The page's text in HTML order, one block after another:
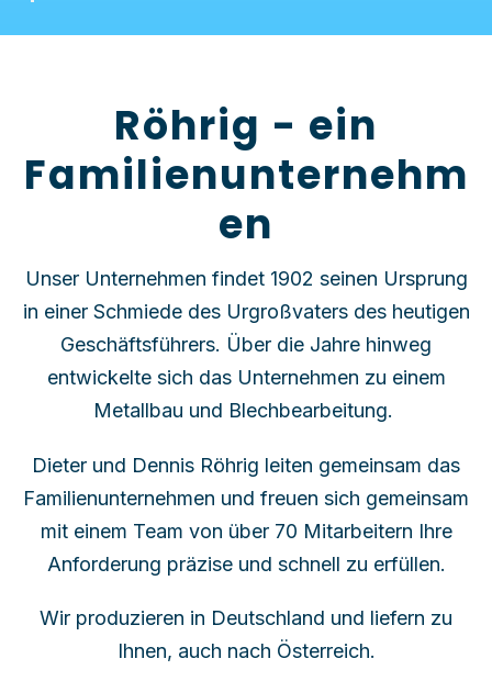
Röhrig - ein
Familienunternehm
en
Unser Unternehmen findet 1902 seinen Ursprung
in einer Schmiede des Urgroßvaters des heutigen
Geschäftsführers. Über die Jahre hinweg
entwickelte sich das Unternehmen zu einem
Metallbau und Blechbearbeitung.
Dieter und Dennis Röhrig leiten gemeinsam das
Familienunternehmen und freuen sich gemeinsam
mit einem Team von über 70 Mitarbeitern Ihre
Anforderung präzise und schnell zu erfüllen.
Wir produzieren in Deutschland und liefern zu
Ihnen, auch nach Österreich.